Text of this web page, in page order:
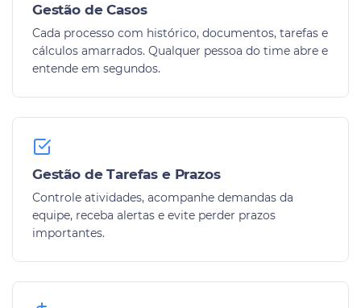
Gestão de Casos
Cada processo com histórico, documentos, tarefas e
cálculos amarrados. Qualquer pessoa do time abre e
entende em segundos.
Gestão de Tarefas e Prazos
Controle atividades, acompanhe demandas da
equipe, receba alertas e evite perder prazos
importantes.